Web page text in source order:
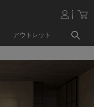
アウトレット